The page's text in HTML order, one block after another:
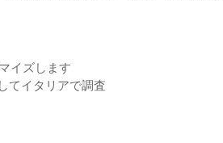
イズします
てイタリアで調査